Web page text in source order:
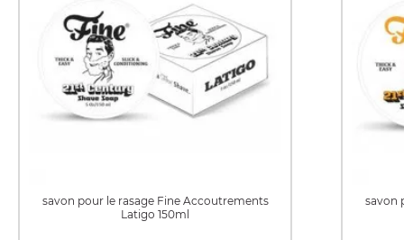
savon pour le rasage Fine Accoutrements
Latigo 150ml
savon